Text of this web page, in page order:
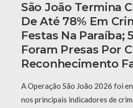
São João Termina
De Até 78% Em
Festas Na Paraíba;
Foram Presas Por
Reconhecimento
A Operação São João 2026 foi
nos principais indicadores de